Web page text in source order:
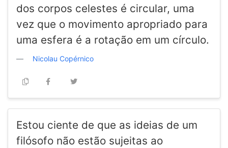
dos corpos celestes é circular, uma
vez que o movimento apropriado para
uma esfera é a rotação em um círculo.
Nicolau Copérnico
Estou ciente de que as ideias de um
filósofo não estão sujeitas ao